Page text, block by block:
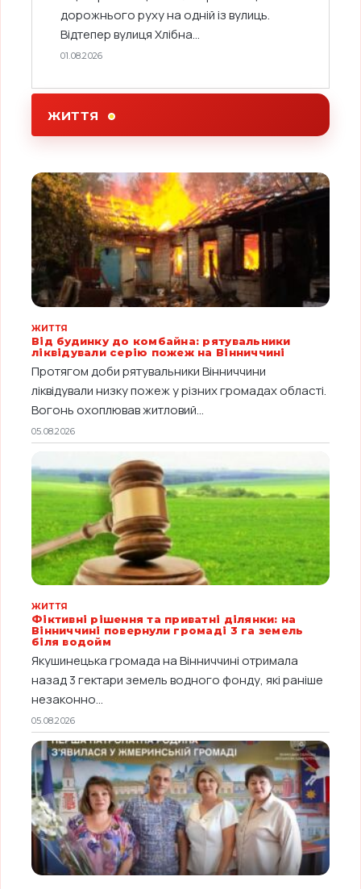
дорожнього руху на одній із вулиць.
Відтепер вулиця Хлібна...
01.08.2026
ЖИТТЯ
ЖИТТЯ
Від будинку до комбайна: рятувальники
ліквідували серію пожеж на Вінниччині
Протягом доби рятувальники Вінниччини
ліквідували низку пожеж у різних громадах області.
Вогонь охоплював житловий...
05.08.2026
ЖИТТЯ
Фіктивні рішення та приватні ділянки: на
Вінниччині повернули громаді 3 га земель
біля водойм
Якушинецька громада на Вінниччині отримала
назад 3 гектари земель водного фонду, які раніше
незаконно...
05.08.2026